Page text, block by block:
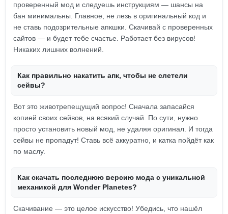
проверенный мод и следуешь инструкциям — шансы на
бан минимальны. Главное, не лезь в оригинальный код и
не ставь подозрительные апкшки. Скачивай с проверенных
сайтов — и будет тебе счастье. Работает без вирусов!
Никаких лишних волнений.
Как правильно накатить апк, чтобы не слетели
сейвы?
Вот это животрепещущий вопрос! Сначала запасайся
копией своих сейвов, на всякий случай. По сути, нужно
просто установить новый мод, не удаляя оригинал. И тогда
сейвы не пропадут! Ставь всё аккуратно, и катка пойдёт как
по маслу.
Как скачать последнюю версию мода с уникальной
механикой для Wonder Planetes?
Скачивание — это целое искусство! Убедись, что нашёл